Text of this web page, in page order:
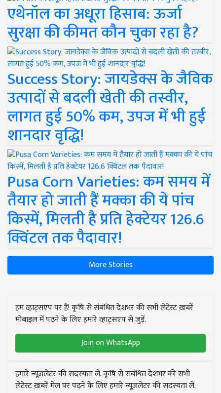
एथेनॉल का अधूरा हिसाब: ऊर्जा
सुरक्षा की कीमत कौन चुका रहा है?
Success Story: जायडेक्स के जैविक
उत्पादों से बदली खेती की तस्वीर,
लागत हुई 50% कम, उपज में भी हुई
शानदार वृद्धि!
Pusa Corn Varieties: कम समय में
तैयार हो जाती हैं मक्का की ये पांच
किस्में, मिलती है प्रति हेक्टेयर 126.6
क्विंटल तक पैदावार!
More Stories
हम व्हाट्सएप पर हैं! कृषि से संबंधित देशभर की सभी लेटेस्ट ख़बरें
मोबाइल में पढ़ने के लिए हमारे व्हाट्सएप से जुड़ें.
Join on WhatsApp
हमारे न्यूज़लेटर की सदस्यता लें. कृषि से संबंधित देशभर की सभी
लेटेस्ट ख़बरें मेल पर पढ़ने के लिए हमारे न्यूज़लेटर की सदस्यता लें.